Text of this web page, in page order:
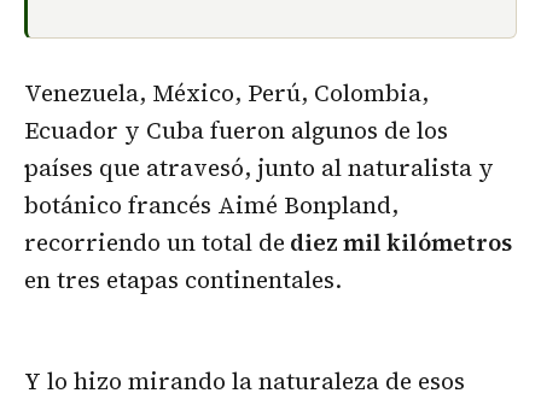
Venezuela, México, Perú, Colombia,
Ecuador y Cuba fueron algunos de los
países que atravesó, junto al naturalista y
botánico francés Aimé Bonpland,
recorriendo un total de diez mil kilómetros
en tres etapas continentales.
Y lo hizo mirando la naturaleza de esos